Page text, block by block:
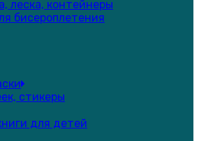
леска, контейнеры
бисероплетения
стикеры
для детей